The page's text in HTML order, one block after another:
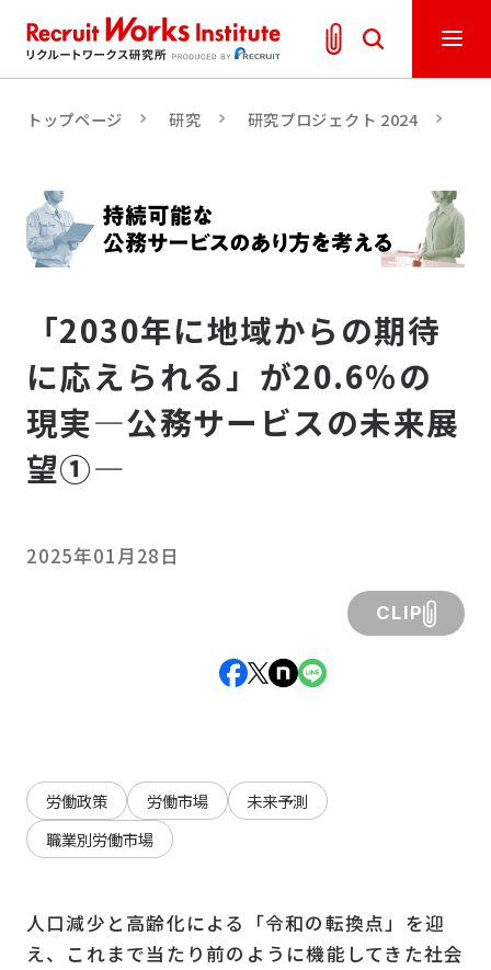
トップページ 研究 研究プロジェクト 2024
「2030年に地域からの期待
に応えられる」が20.6％の
現実―公務サービスの未来展
望①―
2025年01月28日
CLIP
労働政策 労働市場
未来予測
職業別労働市場
人口減少と高齢化による「令和の転換点」を迎
え、これまで当たり前のように機能してきた社会